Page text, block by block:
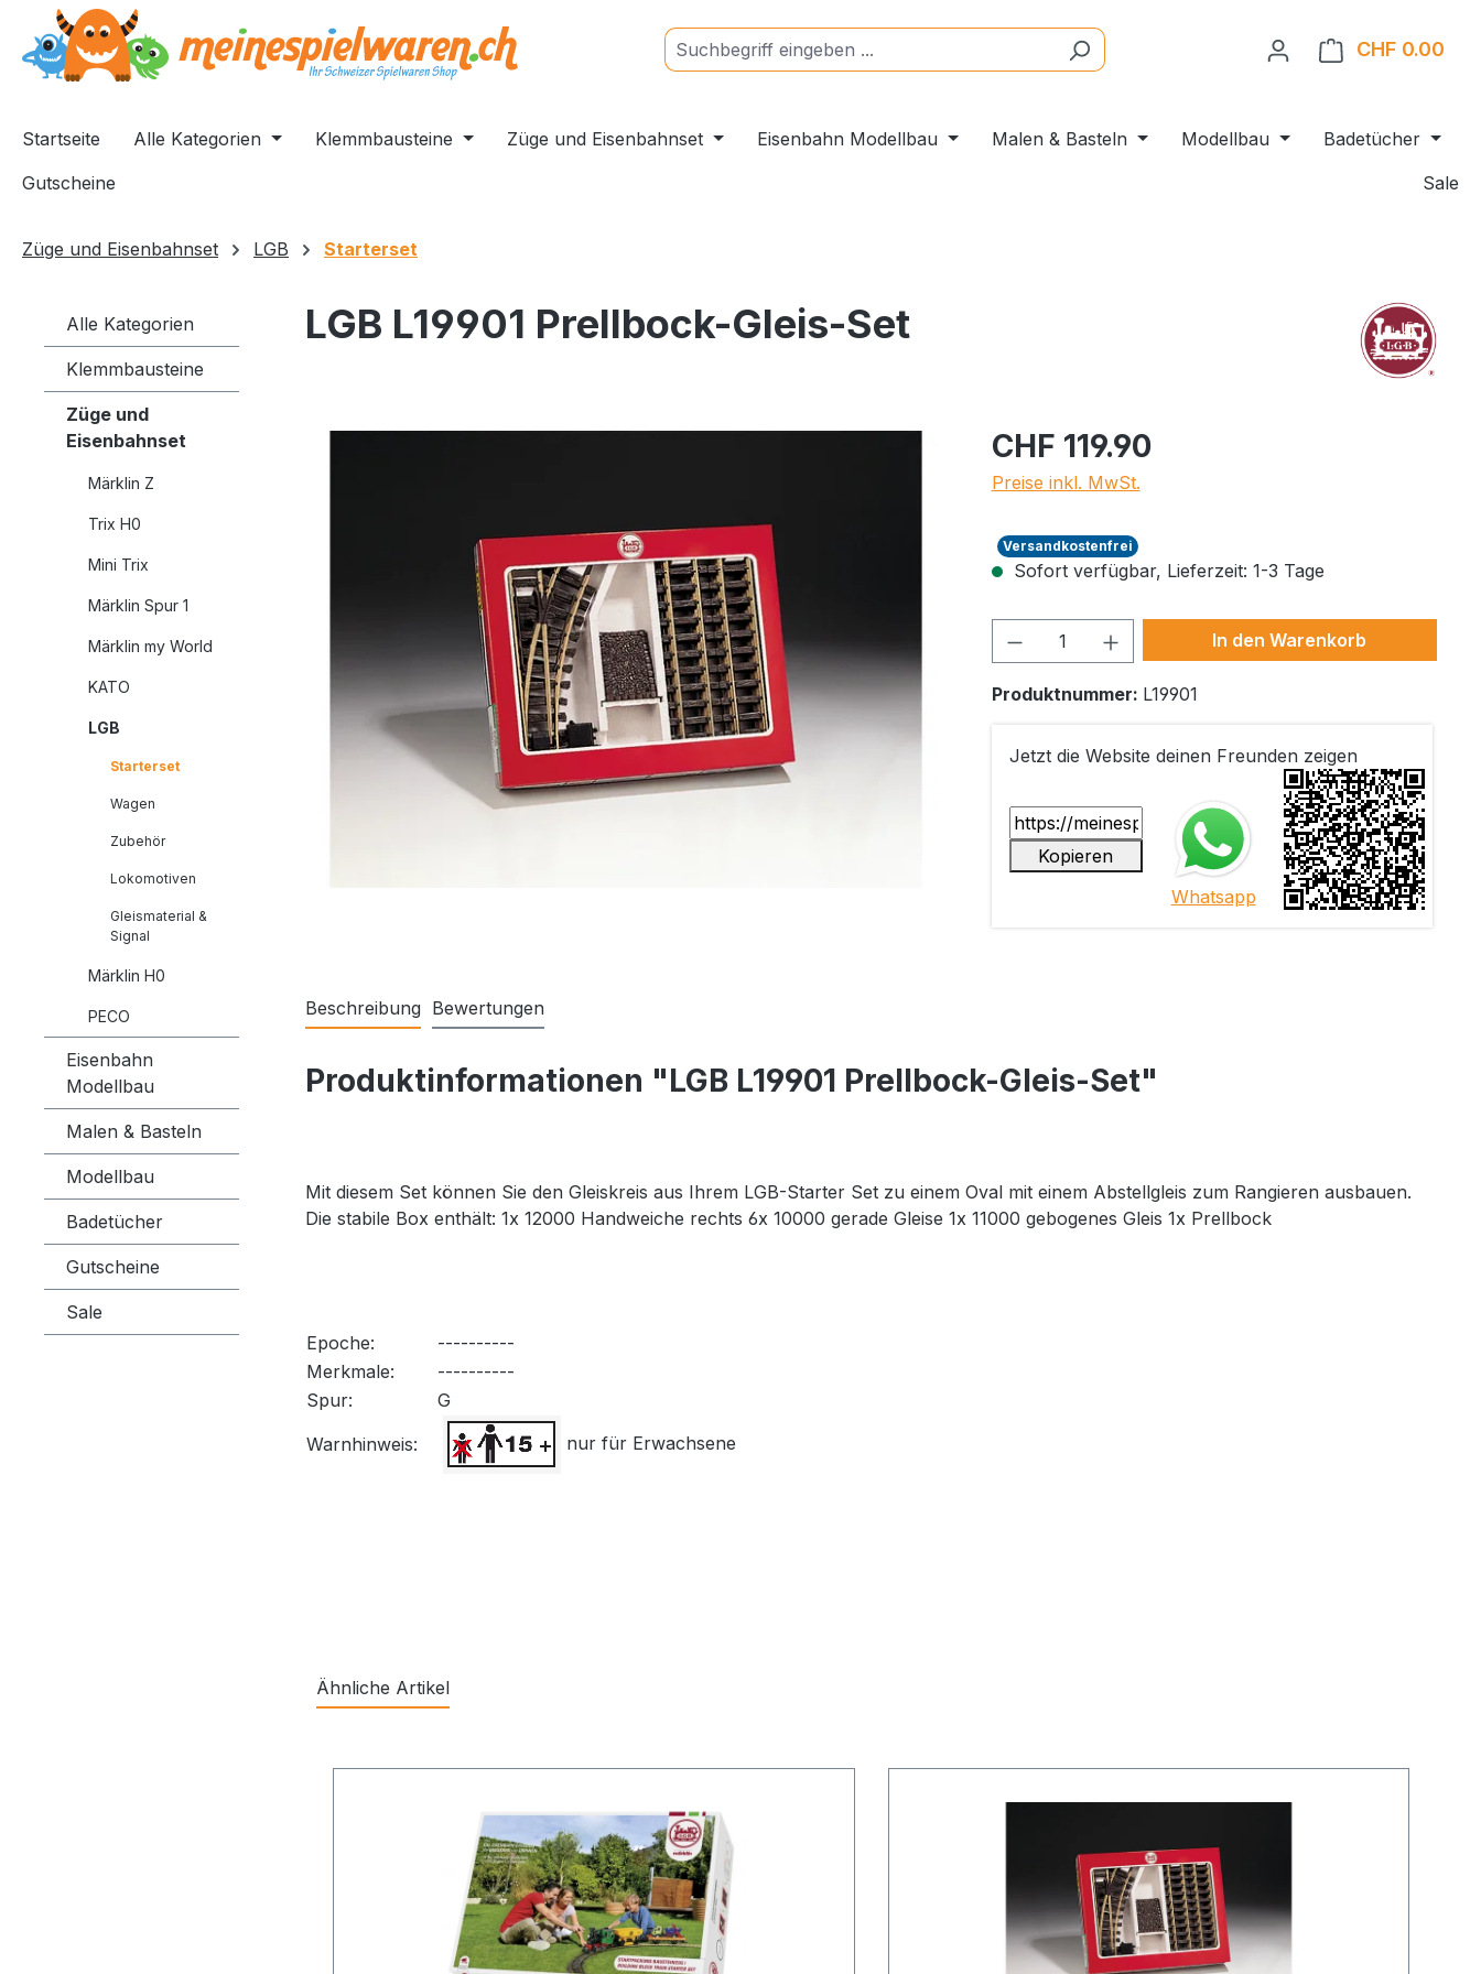
Zur Hauptnavigation springen
CHF 0.00
Startseite Alle Kategorien Klemmbausteine Züge und Eisenbahnset Eisenbahn Modellbau Malen & Basteln Modellbau
Badetücher
Gutscheine
Sale
Züge und Eisenbahnset LGB Starterset
Alle Kategorien
Klemmbausteine
Züge und
Eisenbahnset
Märklin Z
Trix H0
Mini Trix
Märklin Spur 1
Märklin my World
KATO
LGB
Starterset
Wagen
Zubehör
Lokomotiven
Gleismaterial &
Signal
Märklin H0
PECO
Eisenbahn
Modellbau
Malen & Basteln
Modellbau
Badetücher
Gutscheine
Sale
LGB L19901 Prellbock-Gleis-Set
Bildergalerie überspringen CHF 119.90
Preise inkl. MwSt.
Versandkostenfrei
Sofort verfügbar, Lieferzeit: 1-3 Tage
Produkt Anzahl: Gib den
In den Warenkorb
Produktnummer: L19901
Jetzt die Website deinen Freunden zeigen
Kopieren
Whatsapp
Beschreibung Bewertungen
Produktinformationen "LGB L19901 Prellbock-Gleis-Set"
Mit diesem Set können Sie den Gleiskreis aus Ihrem LGB-Starter Set zu einem Oval mit einem Abstellgleis zum Rangieren ausbauen.
Die stabile Box enthält: 1x 12000 Handweiche rechts 6x 10000 gerade Gleise 1x 11000 gebogenes Gleis 1x Prellbock
Epoche:
----------
Merkmale:
----------
Spur:
G
Warnhinweis:
nur für Erwachsene
Ähnliche Artikel